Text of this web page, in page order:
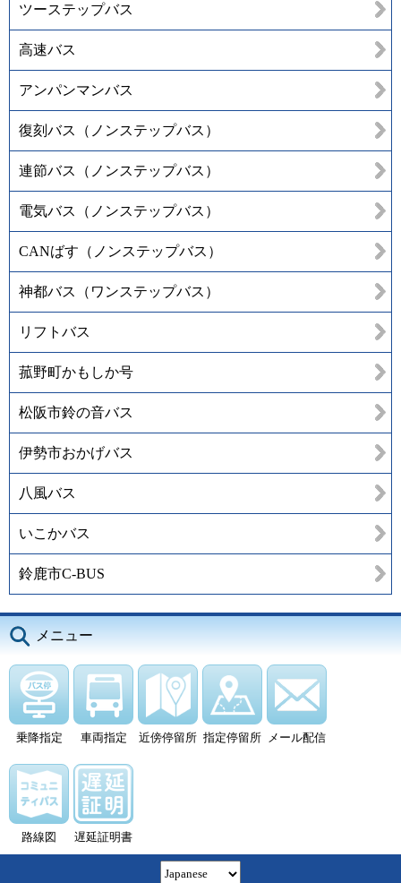
ツーステップバス
高速バス
アンパンマンバス
復刻バス（ノンステップバス）
連節バス（ノンステップバス）
電気バス（ノンステップバス）
CANばす（ノンステップバス）
神都バス（ワンステップバス）
リフトバス
菰野町かもしか号
松阪市鈴の音バス
伊勢市おかげバス
八風バス
いこかバス
鈴鹿市C-BUS
メニュー
乗降指定 車両指定 近傍停留所 指定停留所 メール配信
路線図 遅延証明書